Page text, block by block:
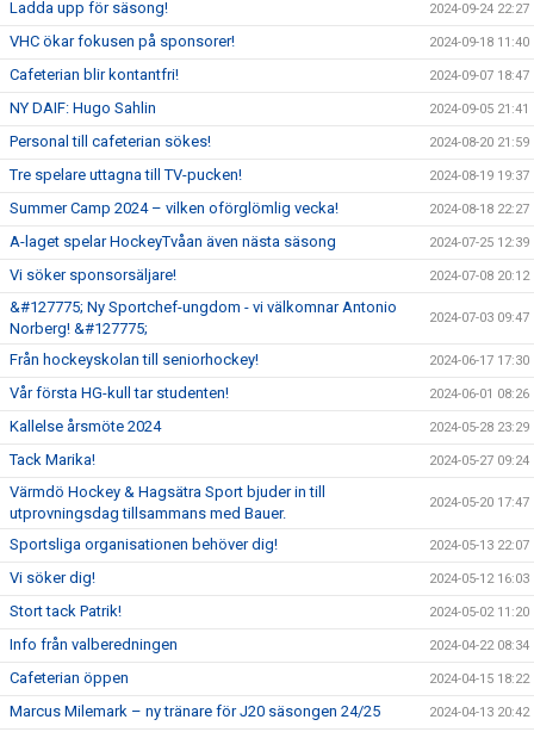
Ladda upp för säsong! 2024-09-24 22:27
VHC ökar fokusen på sponsorer! 2024-09-18 11:40
Cafeterian blir kontantfri! 2024-09-07 18:47
NY DAIF: Hugo Sahlin 2024-09-05 21:41
Personal till cafeterian sökes! 2024-08-20 21:59
Tre spelare uttagna till TV-pucken! 2024-08-19 19:37
Summer Camp 2024 – vilken oförglömlig vecka! 2024-08-18 22:27
A-laget spelar HockeyTvåan även nästa säsong 2024-07-25 12:39
Vi söker sponsorsäljare! 2024-07-08 20:12
&#127775; Ny Sportchef-ungdom - vi välkomnar Antonio
Norberg! &#127775;
2024-07-03 09:47
Från hockeyskolan till seniorhockey! 2024-06-17 17:30
Vår första HG-kull tar studenten! 2024-06-01 08:26
Kallelse årsmöte 2024 2024-05-28 23:29
Tack Marika! 2024-05-27 09:24
Värmdö Hockey & Hagsätra Sport bjuder in till
utprovningsdag tillsammans med Bauer.
2024-05-20 17:47
Sportsliga organisationen behöver dig! 2024-05-13 22:07
Vi söker dig! 2024-05-12 16:03
Stort tack Patrik! 2024-05-02 11:20
Info från valberedningen 2024-04-22 08:34
Cafeterian öppen 2024-04-15 18:22
Marcus Milemark – ny tränare för J20 säsongen 24/25 2024-04-13 20:42